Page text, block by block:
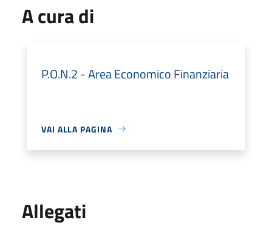
A cura di
P.O.N.2 - Area Economico Finanziaria
VAI ALLA PAGINA
Allegati